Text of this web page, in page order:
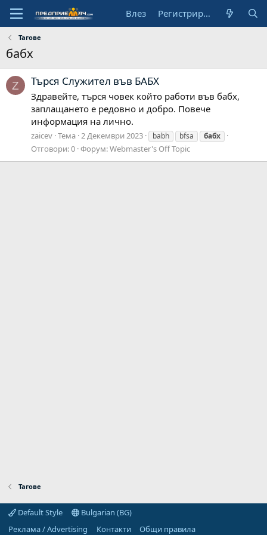
Влез Регистрирай се
Тагове
бабх
Z Търся Служител във БАБХ
Здравейте, търся човек който работи във бабх,
заплащането е редовно и добро. Повече
информация на лично.
zaicev Тема 2 Декември 2023 babh bfsa бабх
Отговори: 0 Форум:Webmaster's Off Topic
Тагове
Default Style
Bulgarian (BG)
Реклама / Advertising
Контакти
Общи правила